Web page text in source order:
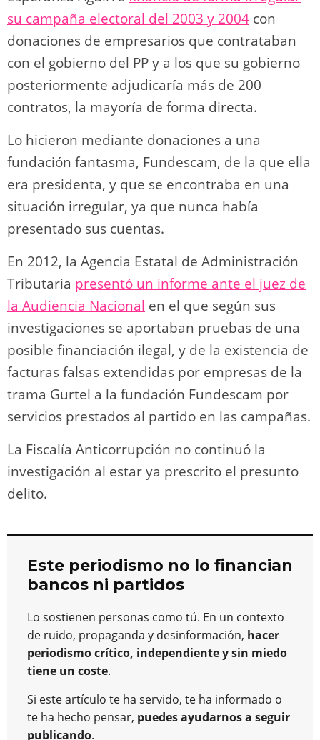
su campaña electoral del 2003 y 2004 con
donaciones de empresarios que contrataban
con el gobierno del PP y a los que su gobierno
posteriormente adjudicaría más de 200
contratos, la mayoría de forma directa.
Lo hicieron mediante donaciones a una
fundación fantasma, Fundescam, de la que ella
era presidenta, y que se encontraba en una
situación irregular, ya que nunca había
presentado sus cuentas.
En 2012, la Agencia Estatal de Administración
Tributaria presentó un informe ante el juez de
la Audiencia Nacional en el que según sus
investigaciones se aportaban pruebas de una
posible financiación ilegal, y de la existencia de
facturas falsas extendidas por empresas de la
trama Gurtel a la fundación Fundescam por
servicios prestados al partido en las campañas.
La Fiscalía Anticorrupción no continuó la
investigación al estar ya prescrito el presunto
delito.
Este periodismo no lo financian
bancos ni partidos
Lo sostienen personas como tú. En un contexto
de ruido, propaganda y desinformación, hacer
periodismo crítico, independiente y sin miedo
tiene un coste.
Si este artículo te ha servido, te ha informado o
te ha hecho pensar, puedes ayudarnos a seguir
publicando.